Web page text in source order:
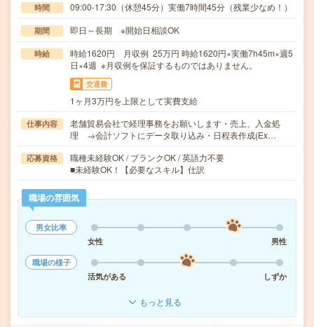
時間 09:00-17:30（休憩45分）実働7時間45分（残業少なめ！）
期間 即日～長期 ※開始日相談OK
時給
時給1620円 月収例 25万円 時給1620円×実働7h45m×週5
日×4週 ※月収例を保証するものではありません。
交通費
1ヶ月3万円を上限として実費支給
仕事内容
老舗貿易会社で経理事務をお願いします・売上、入金処
理 →会計ソフトにデータ取り込み・日程表作成(Ex…
応募資格
職種未経験OK / ブランクOK / 英語力不要
■未経験OK！【必要なスキル】仕訳
職場の雰囲気
男女比率
女性
男性
職場の様子
活気がある
しずか
もっと見る